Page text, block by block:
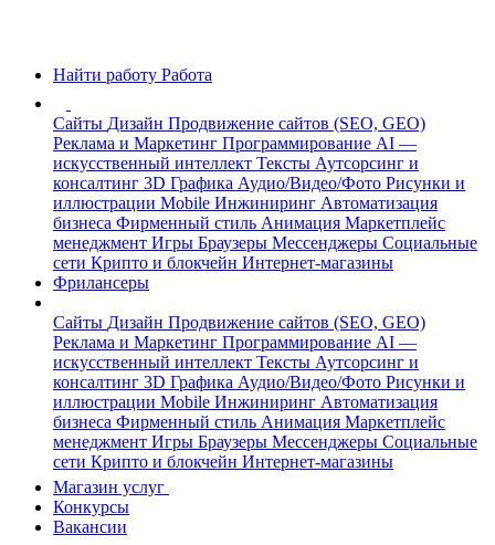
Найти работу Работа
Сайты Дизайн Продвижение сайтов (SEO, GEO)
Реклама и Маркетинг Программирование AI —
искусственный интеллект Тексты Аутсорсинг и
консалтинг 3D Графика Аудио/Видео/Фото Рисунки и
иллюстрации Mobile Инжиниринг Автоматизация
бизнеса Фирменный стиль Анимация Маркетплейс
менеджмент Игры Браузеры Мессенджеры Социальные
сети Крипто и блокчейн Интернет-магазины
Фрилансеры
Сайты Дизайн Продвижение сайтов (SEO, GEO)
Реклама и Маркетинг Программирование AI —
искусственный интеллект Тексты Аутсорсинг и
консалтинг 3D Графика Аудио/Видео/Фото Рисунки и
иллюстрации Mobile Инжиниринг Автоматизация
бизнеса Фирменный стиль Анимация Маркетплейс
менеджмент Игры Браузеры Мессенджеры Социальные
сети Крипто и блокчейн Интернет-магазины
Магазин услуг
Конкурсы
Вакансии